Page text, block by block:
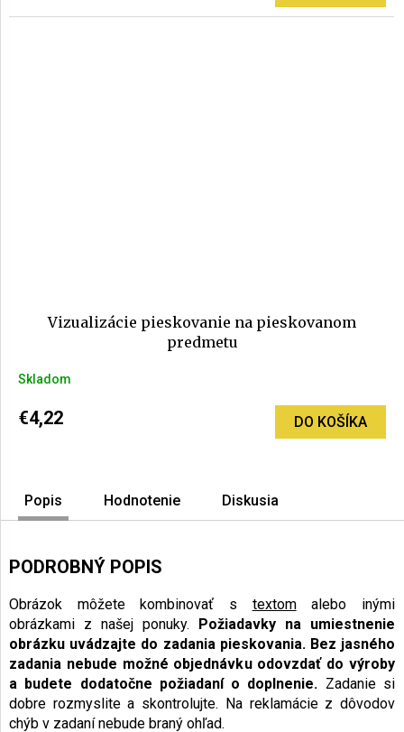
Vizualizácie pieskovanie na pieskovanom
predmetu
Skladom
€4,22 DO KOŠÍKA
Popis Hodnotenie Diskusia
PODROBNÝ POPIS
Obrázok môžete kombinovať s textomalebo inými
obrázkami z našej ponuky. Požiadavky na umiestnenie
obrázku uvádzajte do zadania pieskovania. Bez jasného
zadania nebude možné objednávku odovzdať do výroby
a budete dodatočne požiadaní o doplnenie. Zadanie si
dobre rozmyslite a skontrolujte. Na reklamácie z dôvodov
chýb v zadaní nebude braný ohľad.